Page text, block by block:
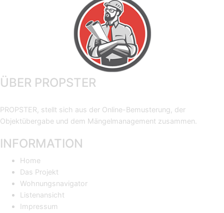
ÜBER PROPSTER
PROPSTER, stellt sich aus der Online-Bemusterung, der
Objektübergabe und dem Mängelmanagement zusammen.
INFORMATION
Home
Das Projekt
Wohnungsnavigator
Listenansicht
Impressum